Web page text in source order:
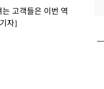
고객들은 이번 역
자]